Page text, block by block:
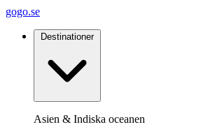
gogo.se
Destinationer
Asien & Indiska oceanen